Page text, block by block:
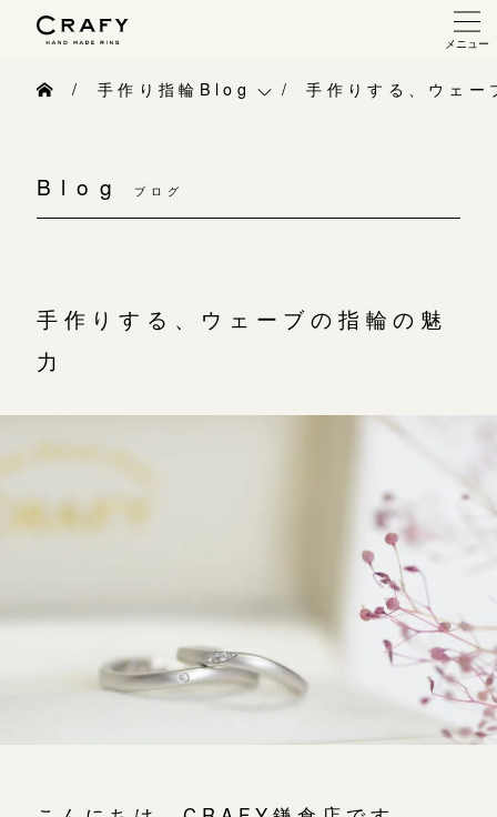
メニュー
指輪制作の流れ
指輪作品集
工房一覧
よくあるご質問
Blog ブログ
手作り指輪Blog
手作り指輪作品集
手作りする、ウェー
手作りする、ウェーブの指輪の魅
力